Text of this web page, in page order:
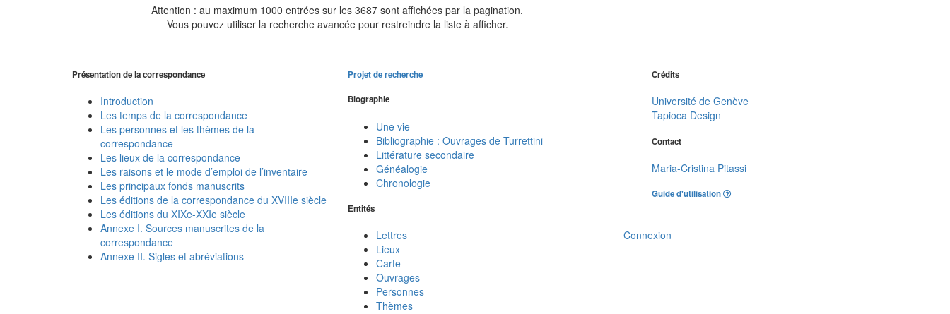
Attention : au maximum 1000 entrées sur les 3687 sont affichées par la pagination.
Vous pouvez utiliser la recherche avancée pour restreindre la liste à afficher.
Présentation de la correspondance
Introduction
Les temps de la correspondance
Les personnes et les thèmes de la
correspondance
Les lieux de la correspondance
Les raisons et le mode d’emploi de l’inventaire
Les principaux fonds manuscrits
Les éditions de la correspondance du XVIIIe siècle
Les éditions du XIXe-XXIe siècle
Annexe I. Sources manuscrites de la
correspondance
Annexe II. Sigles et abréviations
Projet de recherche
Biographie
Une vie
Bibliographie : Ouvrages de Turrettini
Littérature secondaire
Généalogie
Chronologie
Entités
Lettres
Lieux
Carte
Ouvrages
Personnes
Thèmes
Crédits
Université de Genève
Tapioca Design
Contact
Maria-Cristina Pitassi
Guide d'utilisation
Connexion